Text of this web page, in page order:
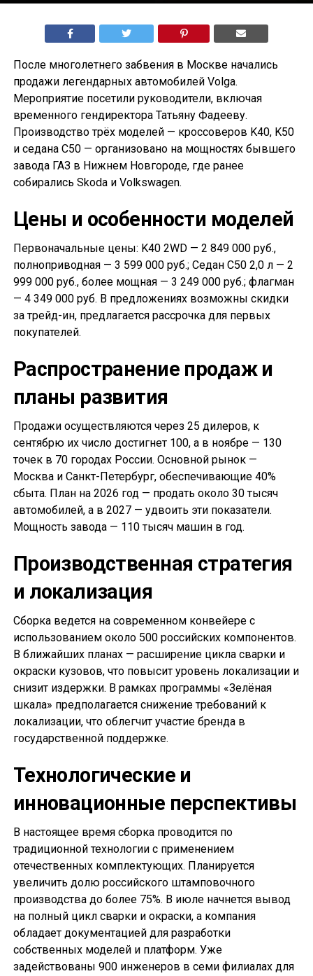
После многолетнего забвения в Москве начались
продажи легендарных автомобилей Volga.
Мероприятие посетили руководители, включая
временного гендиректора Татьяну Фадееву.
Производство трёх моделей — кроссоверов K40, K50
и седана С50 — организовано на мощностях бывшего
завода ГАЗ в Нижнем Новгороде, где ранее
собирались Skoda и Volkswagen.
Цены и особенности моделей
Первоначальные цены: K40 2WD — 2 849 000 руб.,
полноприводная — 3 599 000 руб.; Седан С50 2,0 л — 2
999 000 руб., более мощная — 3 249 000 руб.; флагман
— 4 349 000 руб. В предложениях возможны скидки
за трейд-ин, предлагается рассрочка для первых
покупателей.
Распространение продаж и
планы развития
Продажи осуществляются через 25 дилеров, к
сентябрю их число достигнет 100, а в ноябре — 130
точек в 70 городах России. Основной рынок —
Москва и Санкт-Петербург, обеспечивающие 40%
сбыта. План на 2026 год — продать около 30 тысяч
автомобилей, а в 2027 — удвоить эти показатели.
Мощность завода — 110 тысяч машин в год.
Производственная стратегия
и локализация
Сборка ведется на современном конвейере с
использованием около 500 российских компонентов.
В ближайших планах — расширение цикла сварки и
окраски кузовов, что повысит уровень локализации и
снизит издержки. В рамках программы «Зелёная
шкала» предполагается снижение требований к
локализации, что облегчит участие бренда в
государственной поддержке.
Технологические и
инновационные перспективы
В настоящее время сборка проводится по
традиционной технологии с применением
отечественных комплектующих. Планируется
увеличить долю российского штамповочного
производства до более 75%. В июле начнется вывод
на полный цикл сварки и окраски, а компания
обладает документацией для разработки
собственных моделей и платформ. Уже
задействованы 900 инженеров в семи филиалах для